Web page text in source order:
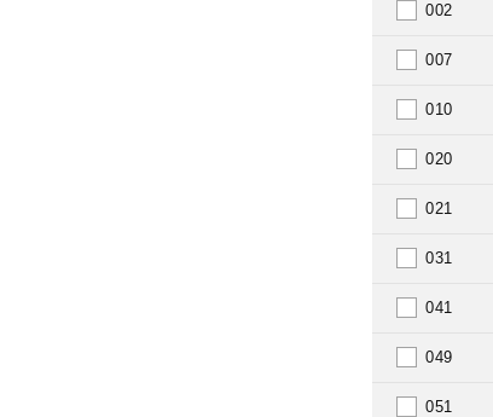
002
007
010
020
021
031
041
049
051